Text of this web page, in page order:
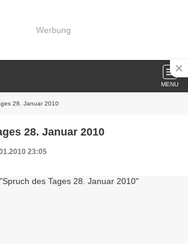
Werbung
MENU
28. Januar 2010
28. Januar 2010
23:05